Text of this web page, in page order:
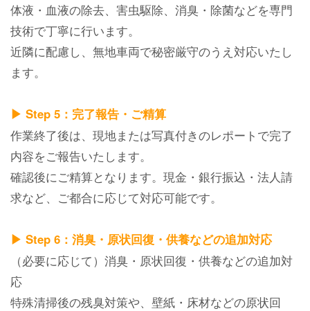
体液・血液の除去、害虫駆除、消臭・除菌などを専門
技術で丁寧に行います。
近隣に配慮し、無地車両で秘密厳守のうえ対応いたし
ます。
▶ Step 5：完了報告・ご精算
作業終了後は、現地または写真付きのレポートで完了
内容をご報告いたします。
確認後にご精算となります。現金・銀行振込・法人請
求など、ご都合に応じて対応可能です。
▶ Step 6：消臭・原状回復・供養などの追加対応
（必要に応じて）消臭・原状回復・供養などの追加対
応
特殊清掃後の残臭対策や、壁紙・床材などの原状回